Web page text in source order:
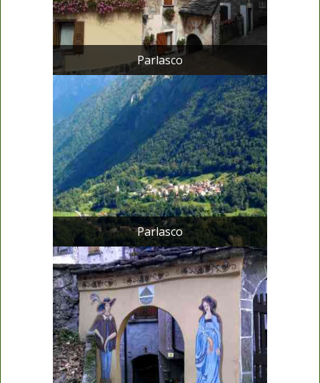
Parlasco
Parlasco